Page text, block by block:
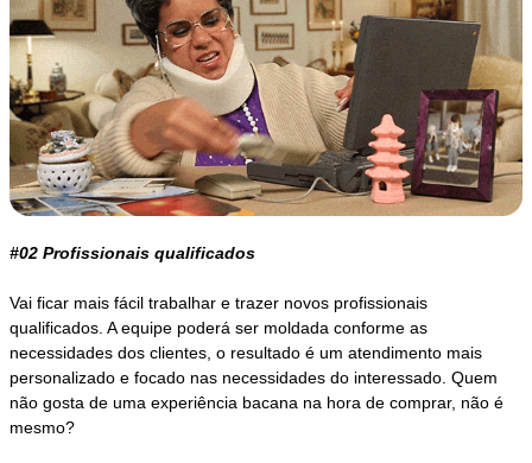
#02 Profissionais qualificados
Vai ficar mais fácil trabalhar e trazer novos profissionais
qualificados. A equipe poderá ser moldada conforme as
necessidades dos clientes, o resultado é um atendimento mais
personalizado e focado nas necessidades do interessado. Quem
não gosta de uma experiência bacana na hora de comprar, não é
mesmo?